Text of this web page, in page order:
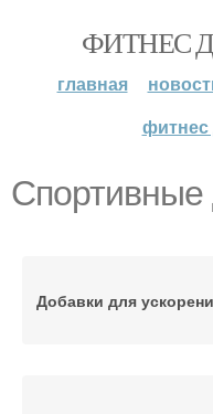
ФИТНЕС
главная
фитнес
Спортивные
Добавки для